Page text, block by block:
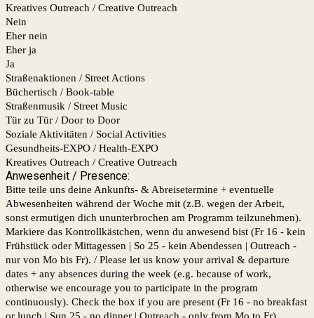
Kreatives Outreach / Creative Outreach
Nein
Eher nein
Eher ja
Ja
Straßenaktionen / Street Actions
Büchertisch / Book-table
Straßenmusik / Street Music
Tür zu Tür / Door to Door
Soziale Aktivitäten / Social Activities
Gesundheits-EXPO / Health-EXPO
Kreatives Outreach / Creative Outreach
Anwesenheit / Presence:
Bitte teile uns deine Ankunfts- & Abreisetermine + eventuelle
Abwesenheiten während der Woche mit (z.B. wegen der Arbeit,
sonst ermutigen dich ununterbrochen am Programm teilzunehmen).
Markiere das Kontrollkästchen, wenn du anwesend bist (Fr 16 - kein
Frühstück oder Mittagessen | So 25 - kein Abendessen | Outreach -
nur von Mo bis Fr). / Please let us know your arrival & departure
dates + any absences during the week (e.g. because of work,
otherwise we encourage you to participate in the program
continuously). Check the box if you are present (Fr 16 - no breakfast
or lunch | Sun 25 - no dinner | Outreach - only from Mo to Fr).